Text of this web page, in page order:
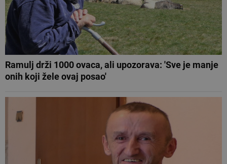
Ramulj drži 1000 ovaca, ali upozorava: 'Sve je manje
onih koji žele ovaj posao'